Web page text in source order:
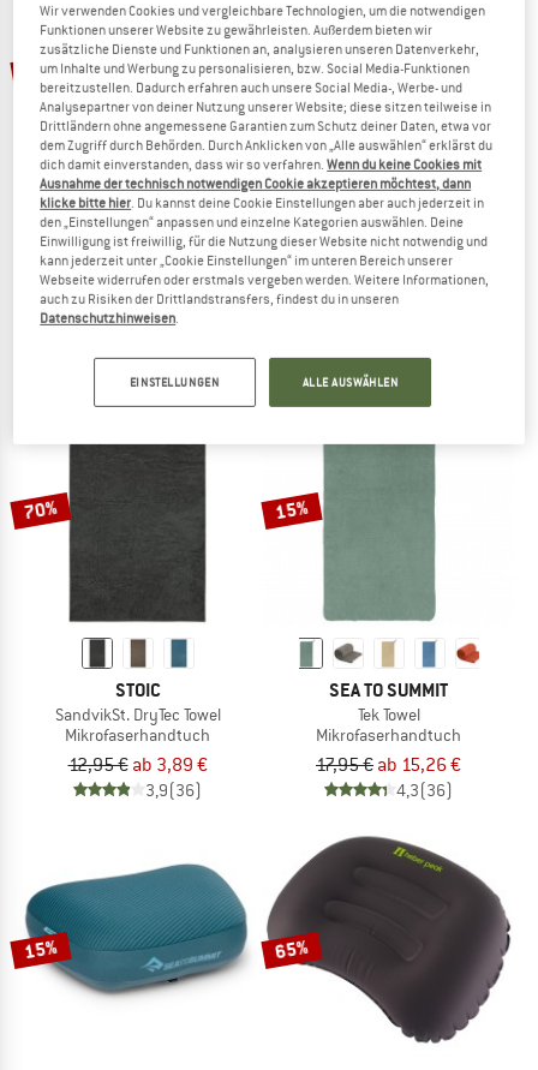
ZUM SOMMER SALE
15%
SEA TO SUMMIT
Aeros Ultralight Pillow
Kissen
39,95 €ab 33,96 €
15%
SEA TO SUMMIT
DryLite Towel
Mikrofaserhandtuch
70%
STOIC
SandvikSt. DryTec Towel
Mikrofaserhandtuch
12,95 € ab 3,89 €
3,9(36)
15%
SEA TO SUMMIT
Tek Towel
Mikrofaserhandtuch
17,95 € ab 15,26 €
4,3(36)
15% 65%
Wir verwenden Cookies und vergleichbare Technologien, um die notwendigen
Funktionen unserer Website zu gewährleisten. Außerdem bieten wir
zusätzliche Dienste und Funktionen an, analysieren unseren Datenverkehr,
um Inhalte und Werbung zu personalisieren, bzw. Social Media-Funktionen
bereitzustellen. Dadurch erfahren auch unsere Social Media-, Werbe- und
Analysepartner von deiner Nutzung unserer Website; diese sitzen teilweise in
Drittländern ohne angemessene Garantien zum Schutz deiner Daten, etwa vor
dem Zugriff durch Behörden. Durch Anklicken von „Alle auswählen“ erklärst du
dich damit einverstanden, dass wir so verfahren.Wenn du keine Cookies mit
Ausnahme der technisch notwendigen Cookie akzeptieren möchtest, dann
klicke bitte hier. Du kannst deine Cookie Einstellungen aber auch jederzeit in
den „Einstellungen“ anpassen und einzelne Kategorien auswählen. Deine
Einwilligung ist freiwillig, für die Nutzung dieser Website nicht notwendig und
kann jederzeit unter „Cookie Einstellungen“ im unteren Bereich unserer
Webseite widerrufen oder erstmals vergeben werden. Weitere Informationen,
auch zu Risiken der Drittlandstransfers, findest du in unseren
Datenschutzhinweisen.
EINSTELLUNGEN ALLE AUSWÄHLEN